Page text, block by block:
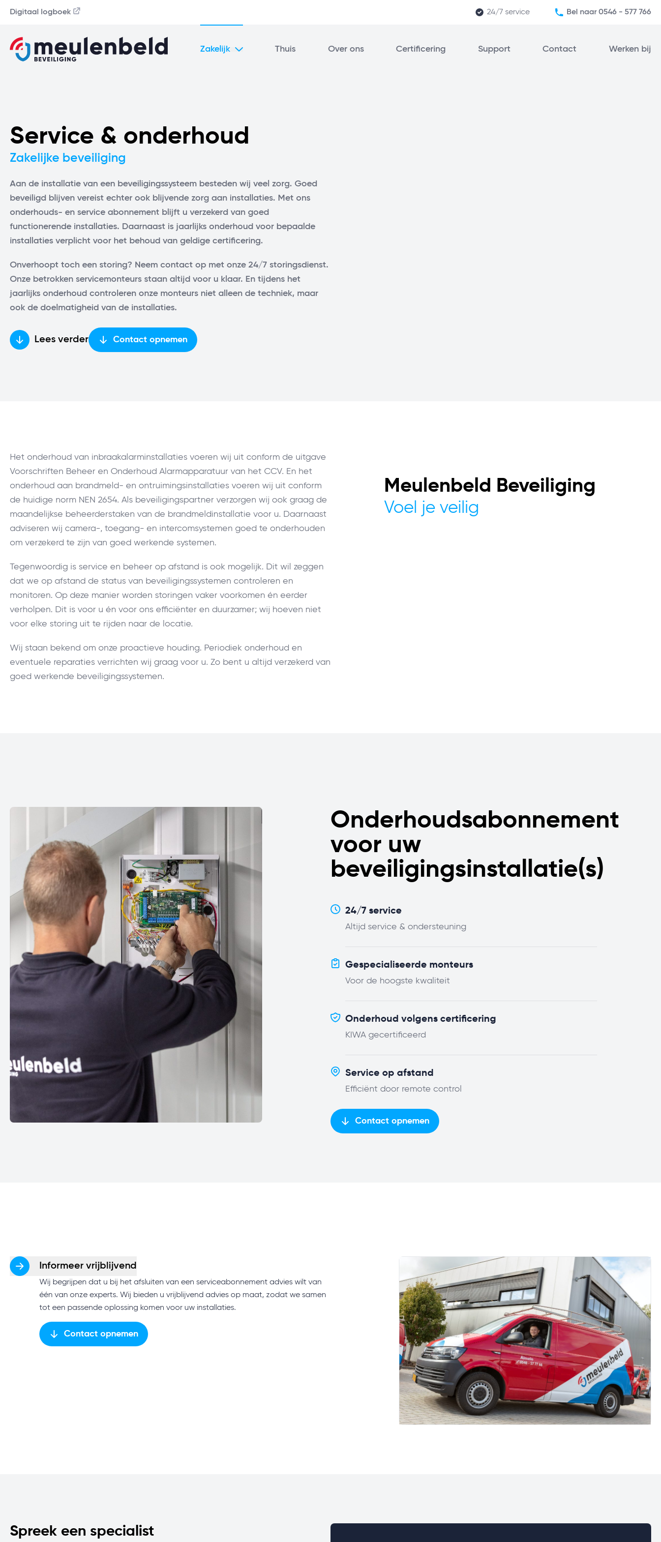
Digitaal logboek
24/7 service
Efficiënt service op afstand
Bel naar 0546 - 577 766
Zakelijk Thuis Over ons Certificering Support Contact Werken bij
Service & onderhoud
Zakelijke beveiliging
Aan de installatie van een beveiligingssysteem besteden wij veel zorg. Goed
beveiligd blijven vereist echter ook blijvende zorg aan installaties. Met ons
onderhouds- en service abonnement blijft u verzekerd van goed
functionerende installaties. Daarnaast is jaarlijks onderhoud voor bepaalde
installaties verplicht voor het behoud van geldige certificering.
Onverhoopt toch een storing? Neem contact op met onze 24/7 storingsdienst.
Onze betrokken servicemonteurs staan altijd voor u klaar. En tijdens het
jaarlijks onderhoud controleren onze monteurs niet alleen de techniek, maar
ook de doelmatigheid van de installaties.
Lees verder Contact opnemen
Het onderhoud van inbraakalarminstallaties voeren wij uit conform de uitgave
Voorschriften Beheer en Onderhoud Alarmapparatuur van het CCV. En het
onderhoud aan brandmeld- en ontruimingsinstallaties voeren wij uit conform
de huidige norm NEN 2654. Als beveiligingspartner verzorgen wij ook graag de
maandelijkse beheerderstaken van de brandmeldinstallatie voor u. Daarnaast
adviseren wij camera-, toegang- en intercomsystemen goed te onderhouden
om verzekerd te zijn van goed werkende systemen.
Tegenwoordig is service en beheer op afstand is ook mogelijk. Dit wil zeggen
dat we op afstand de status van beveiligingssystemen controleren en
monitoren. Op deze manier worden storingen vaker voorkomen én eerder
verholpen. Dit is voor u én voor ons efficiënter en duurzamer; wij hoeven niet
voor elke storing uit te rijden naar de locatie.
Wij staan bekend om onze proactieve houding. Periodiek onderhoud en
eventuele reparaties verrichten wij graag voor u. Zo bent u altijd verzekerd van
goed werkende beveiligingssystemen.
Meulenbeld Beveiliging
Voel je veilig
Onderhoudsabonnement
voor uw
beveiligingsinstallatie(s)
24/7 service
Altijd service & ondersteuning
Gespecialiseerde monteurs
Voor de hoogste kwaliteit
Onderhoud volgens certificering
KIWA gecertificeerd
Service op afstand
Efficiënt door remote control
Contact opnemen
Informeer vrijblijvend
Wij begrijpen dat u bij het afsluiten van een serviceabonnement advies wilt van
één van onze experts. Wij bieden u vrijblijvend advies op maat, zodat we samen
tot een passende oplossing komen voor uw installaties.
Contact opnemen
Spreek een specialist